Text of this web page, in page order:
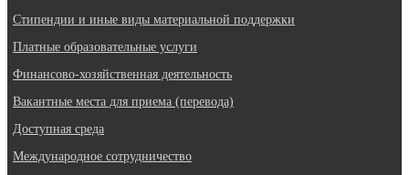
Стипендии и иные виды материальной поддержки
Платные образовательные услуги
Финансово-хозяйственная деятельность
Вакантные места для приема (перевода)
Доступная среда
Международное сотрудничество